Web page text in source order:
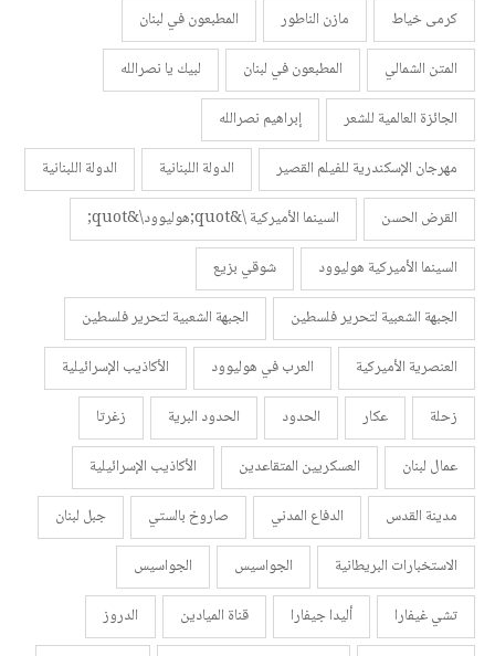
كرمى خياط
مازن الناطور
المطبعون في لبنان
المتن الشمالي
المطبعون في لبنان
لبيك يا نصرالله
الجائزة العالمية للشعر
إبراهيم نصرالله
مهرجان الإسكندرية للفيلم القصير
الدولة اللبنانية
الدولة اللبنانية
القرض الحسن
السينما الأميركية \&quot;هوليوود\&quot;
السينما الأميركية هوليوود
شوقي بزيع
الجبهة الشعبية لتحرير فلسطين
الجبهة الشعبية لتحرير فلسطين
العنصرية الأميركية
العرب في هوليوود
الأكاذيب الإسرائيلية
زحلة
عكار الحدود الحدود البرية
زغرتا
عمال لبنان
العسكريين المتقاعدين
الأكاذيب الإسرائيلية
مدينة القدس
الدفاع المدني صاروخ بالستي
جبل لبنان
الاستخبارات البريطانية
الجواسيس
الجواسيس
تشي غيفارا
أليدا جيفارا قناة الميادين
الدروز